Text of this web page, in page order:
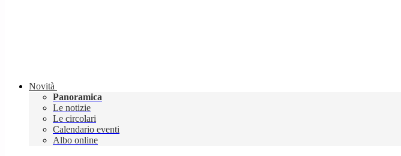
Novità
Panoramica
Le notizie
Le circolari
Calendario eventi
Albo online